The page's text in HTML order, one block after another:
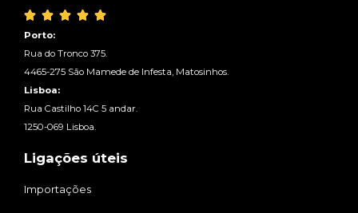
    
Porto:
Rua do Tronco 375.
4465-275 São Mamede de Infesta, Matosinhos.
Lisboa:
Rua Castilho 14C 5 andar.
1250-069 Lisboa.
Ligações úteis
Importações